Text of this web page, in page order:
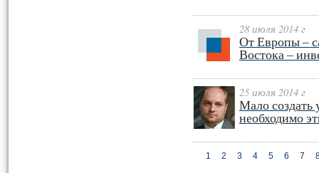
28 июля 2014 г
От Европы –
Востока –
25 июля 2014 г
Мало создать
необходимо
1 2 3 4 5 6 7